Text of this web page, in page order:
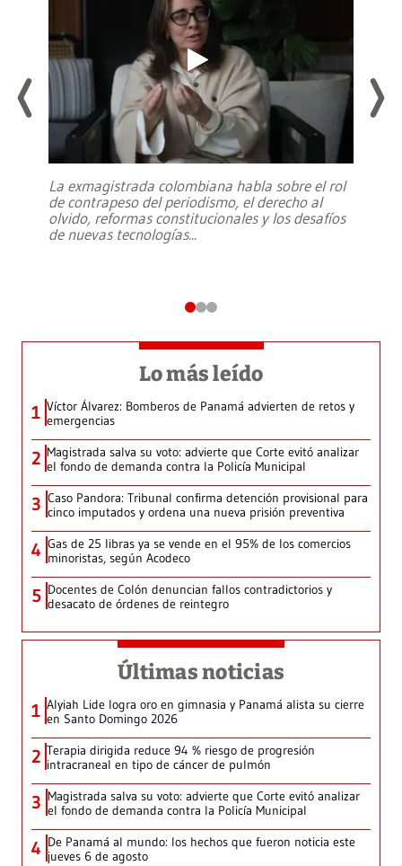
La exmagistrada colombiana habla sobre el rol
de contrapeso del periodismo, el derecho al
olvido, reformas constitucionales y los desafíos
de nuevas tecnologías...
Lo más leído
1 Víctor Álvarez: Bomberos de Panamá advierten de retos y
emergencias
2 Magistrada salva su voto: advierte que Corte evitó analizar
el fondo de demanda contra la Policía Municipal
3 Caso Pandora: Tribunal confirma detención provisional para
cinco imputados y ordena una nueva prisión preventiva
4 Gas de 25 libras ya se vende en el 95% de los comercios
minoristas, según Acodeco
5 Docentes de Colón denuncian fallos contradictorios y
desacato de órdenes de reintegro
Últimas noticias
1 Alyiah Lide logra oro en gimnasia y Panamá alista su cierre
en Santo Domingo 2026
2 Terapia dirigida reduce 94 % riesgo de progresión
intracraneal en tipo de cáncer de pulmón
3 Magistrada salva su voto: advierte que Corte evitó analizar
el fondo de demanda contra la Policía Municipal
4 De Panamá al mundo: los hechos que fueron noticia este
jueves 6 de agosto